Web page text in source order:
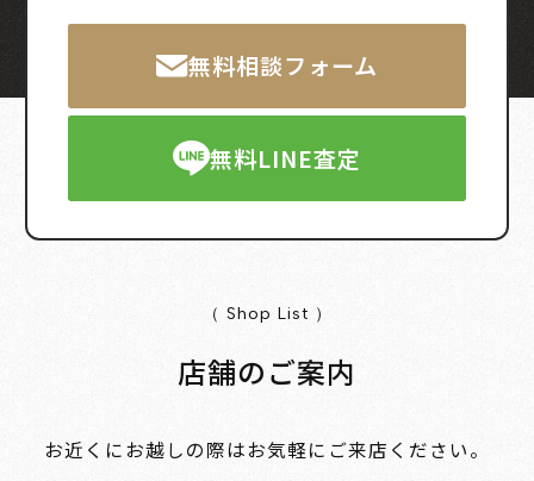
無料相談フォーム
無料LINE査定
（ Shop List ）
店舗のご案内
お近くにお越しの際はお気軽にご来店ください。